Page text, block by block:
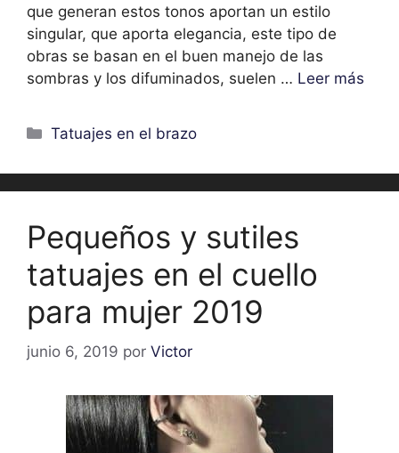
que generan estos tonos aportan un estilo
singular, que aporta elegancia, este tipo de
obras se basan en el buen manejo de las
sombras y los difuminados, suelen … Leer más
Categorías
Tatuajes en el brazo
Pequeños y sutiles
tatuajes en el cuello
para mujer 2019
junio 6, 2019 por Victor